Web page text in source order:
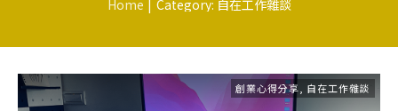
Home | Category: 自在工作雜談
創業心得分享 自在工作雜談